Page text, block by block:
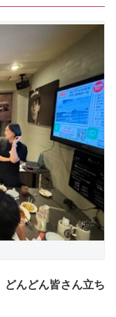
どんどん皆さん立ち